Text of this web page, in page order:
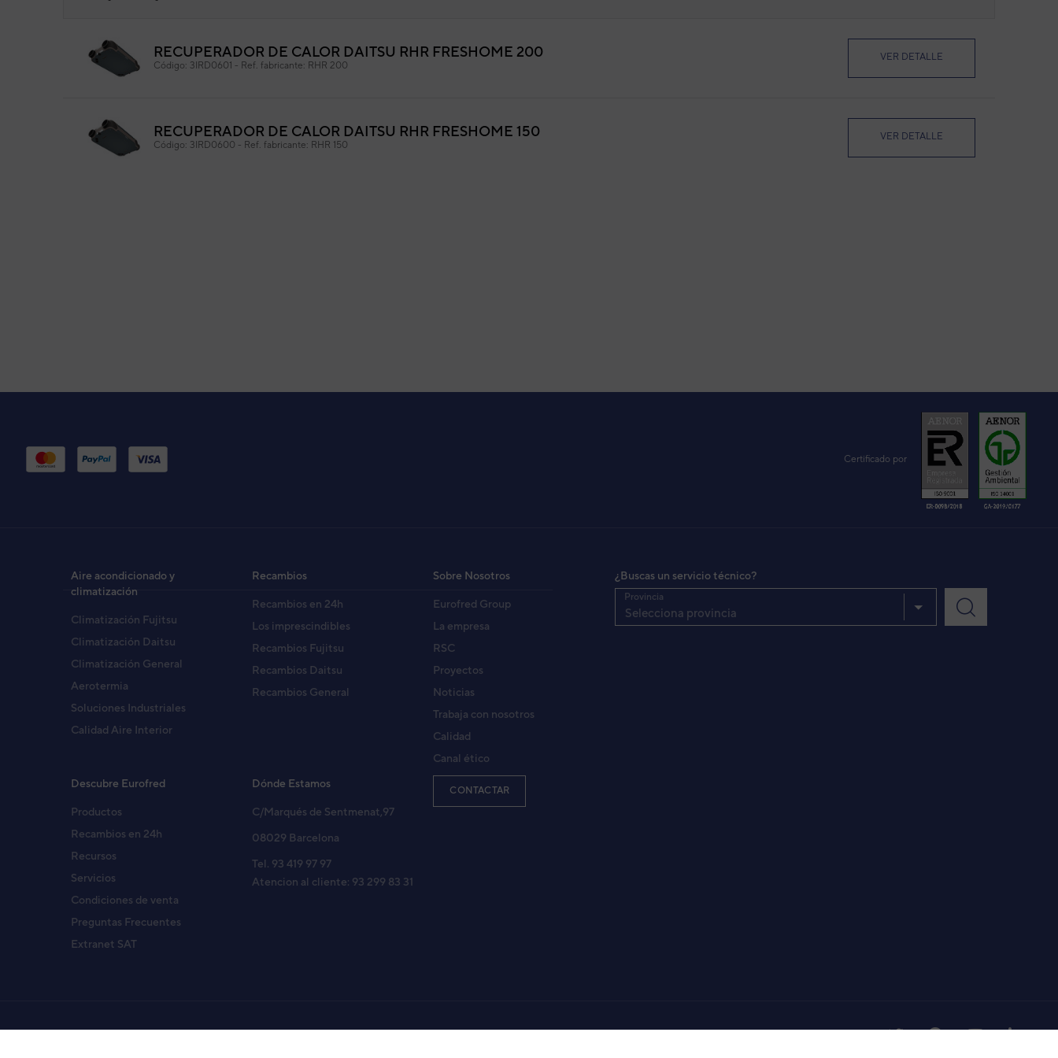
Placa de conexión electrónica RHR
Ref. fabricante:DFEVO_KITMPER2
RECUPERADOR DE CALOR DAITSU RHR FRESHOME 200
Código: 3IRD0601 - Ref. fabricante: RHR 200
VER DETALLE
RECUPERADOR DE CALOR DAITSU RHR FRESHOME 150
Código: 3IRD0600 - Ref. fabricante: RHR 150
VER DETALLE
Certificado por
Aire acondicionado y
climatización
Climatización Fujitsu
Climatización Daitsu
Climatización General
Aerotermia
Soluciones Industriales
Calidad Aire Interior
Recambios
Recambios en 24h
Los imprescindibles
Recambios Fujitsu
Recambios Daitsu
Recambios General
Sobre Nosotros
Eurofred Group
La empresa
RSC
Proyectos
Noticias
Trabaja con nosotros
Calidad
Canal ético
Descubre Eurofred
Productos
Recambios en 24h
Recursos
Servicios
Condiciones de venta
Preguntas Frecuentes
Extranet SAT
Dónde Estamos
C/Marqués de Sentmenat,97
08029 Barcelona
Tel. 93 419 97 97
Atencion al cliente: 93 299 83 31
CONTACTAR
¿Buscas un servicio técnico?
Selecciona provincia
Provincia